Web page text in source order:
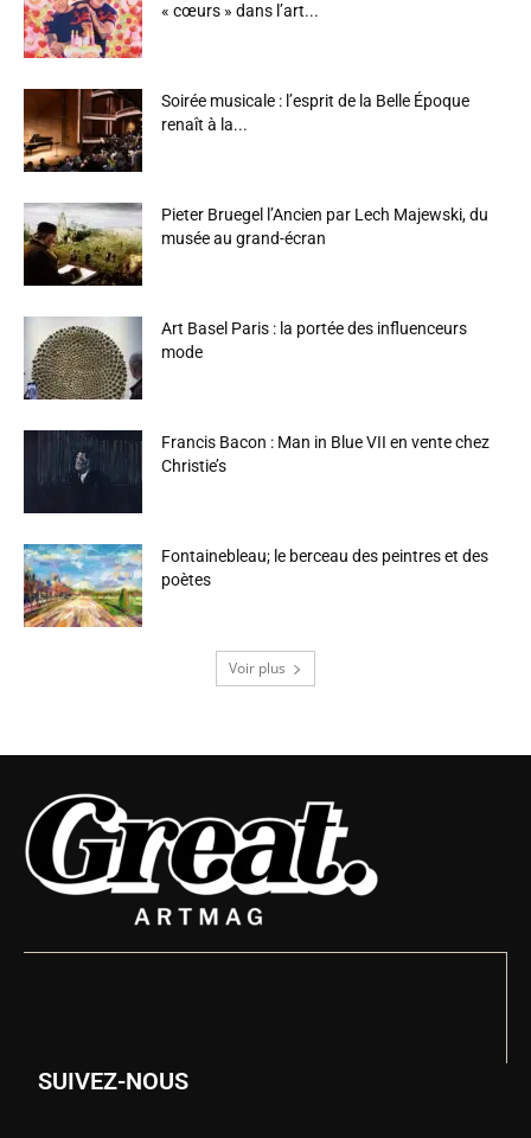
« cœurs » dans l’art...
Soirée musicale : l’esprit de la Belle Époque
renaît à la...
Pieter Bruegel l’Ancien par Lech Majewski, du
musée au grand-écran
Art Basel Paris : la portée des influenceurs
mode
Francis Bacon : Man in Blue VII en vente chez
Christie’s
Fontainebleau; le berceau des peintres et des
poètes
Voir plus
SUIVEZ-NOUS